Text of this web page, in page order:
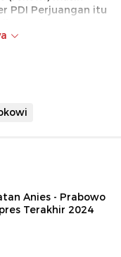
PDI Perjuangan itu
menjadi
pemilu
Anies - Prabowo
Terakhir 2024